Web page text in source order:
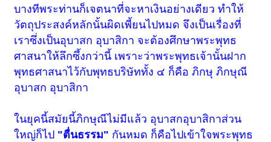
บางทีพระท่านก็เจตนาที่จะหาเงินอย่างเดียว ทำให้
วัตถุประสงค์หลักนั้นผิดเพี้ยนไปหมด จึงเป็นเรื่องที่
เราซึ่งเป็นอุบาสก อุบาสิกา จะต้องศึกษาพระพุทธ
ศาสนาให้ลึกซึ้งกว่านี้ เพราะว่าพระพุทธเจ้านั้นฝาก
พุทธศาสนาไว้กับพุทธบริษัททั้ง ๔ ก็คือ ภิกษุ ภิกษุณี
อุบาสก อุบาสิกา
ในยุคนี้สมัยนี้ภิกษุณีไม่มีแล้ว อุบาสกอุบาสิกาส่วน
ใหญ่ก็ไป "ตื่นธรรม" กันหมด ก็คือไปเข้าใจพระพุทธ